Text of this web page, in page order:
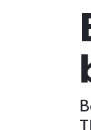
Tüm
Son